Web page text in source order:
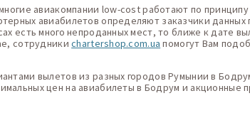
авиакомпании low-cost работают по
авиабилетов определяют заказчики данных
есть много непроданных мест, то ближе к дате
сотрудникиchartershop.com.ua помогут Вам
вылетов из разных городов Румынии в
цен на авиабилеты в Бодрум и акционные